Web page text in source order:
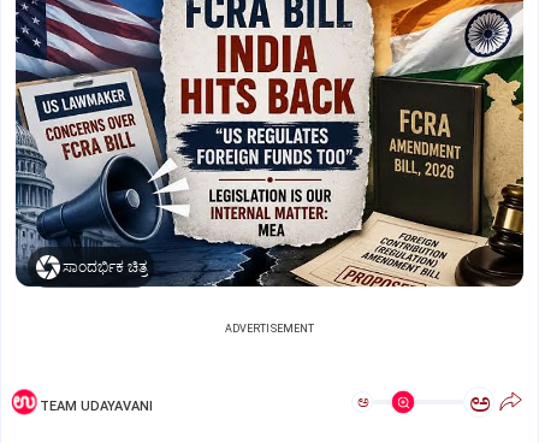
ಸಾಂದರ್ಭಿಕ ಚಿತ್ರ
ADVERTISEMENT
TEAM UDAYAVANI ಅ ಅ